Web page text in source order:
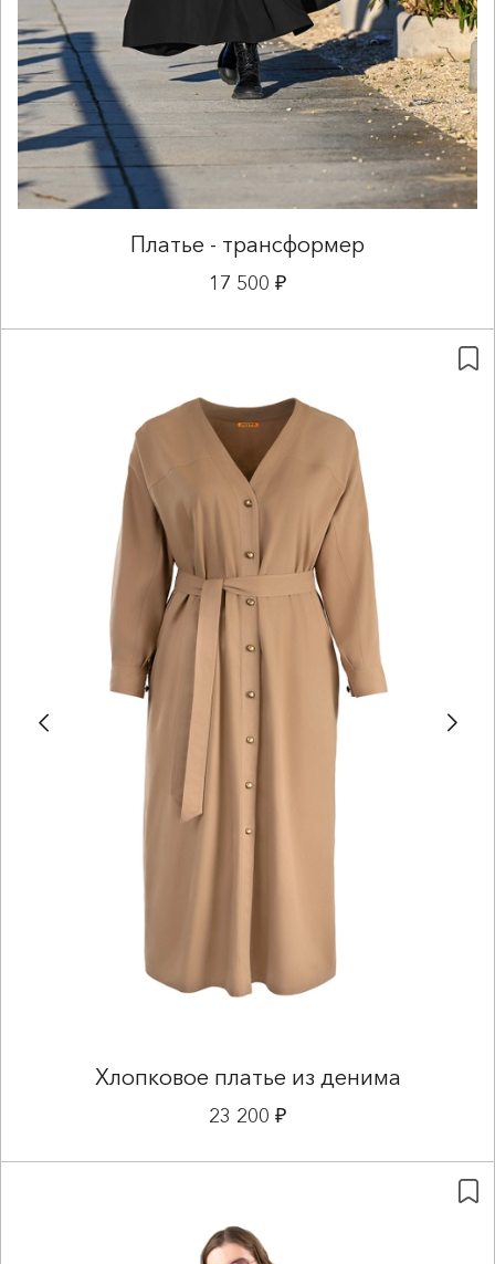
Платье - трансформер
17 500 ₽
Хлопковое платье из денима
23 200 ₽